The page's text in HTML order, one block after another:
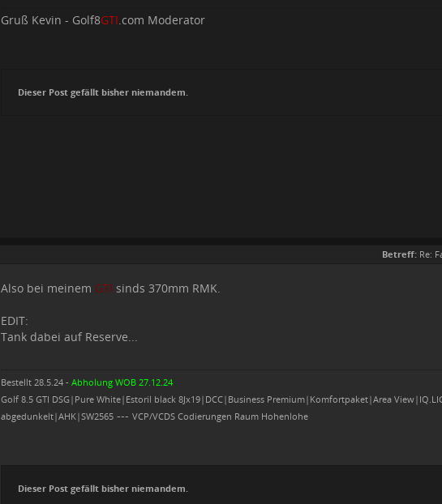
Gruß Kevin - Golf8GTI.com Moderator
Dieser Post gefällt bisher niemandem.
Betreff: Re:
Also bei meinem GTI sinds 370mm RMK.
EDIT:
Tank dabei auf Reserve...
Bestellt 28.5.24 - Abholung WOB 27.12.24
Golf 8.5 GTI DSG|Pure White|Estoril black 8Jx19|DCC|Business Premium|Komfortpaket|Area
abgedunkelt|AHK|SW2565 --- VCP/VCDS Codierungen Raum Hohenlohe
Dieser Post gefällt bisher niemandem.